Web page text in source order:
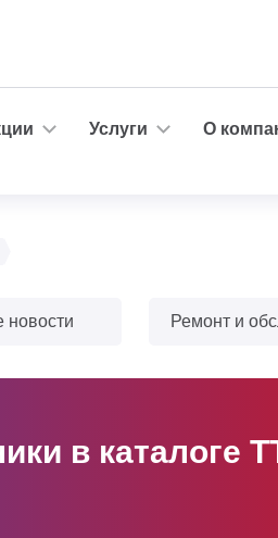
Услуги
О
новости Ремонт и
в каталоге